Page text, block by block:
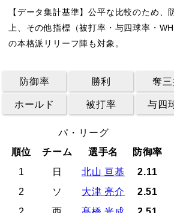
【データ集計基準】公平な比較のため、
上、その他指標（被打率・与四球率・
の本格派リリーフ陣も対象。
防御率 勝利 奪三
ホールド 被打率 与四
パ・リーグ
順位
チーム 選手名
防御率
1
日 北山 亘基
2.11
2
ソ 大津 亮介
2.51